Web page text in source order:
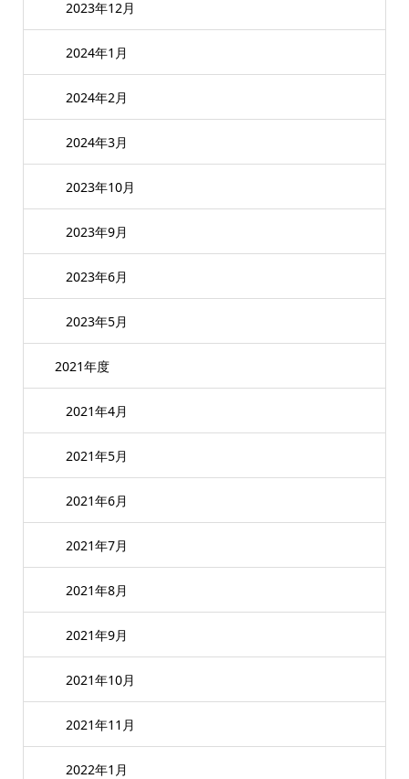
2023年12月
2024年1月
2024年2月
2024年3月
2023年10月
2023年9月
2023年6月
2023年5月
2021年度
2021年4月
2021年5月
2021年6月
2021年7月
2021年8月
2021年9月
2021年10月
2021年11月
2022年1月